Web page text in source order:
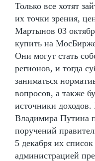
Только все хотят
их точки зрения,
Мартынов 03
купить на
Они могут стать
регионов, и тогда
заниматься
вопросов, а также
источники доходов.
Владимира Путина
поручений
5 декабря их
администрацией